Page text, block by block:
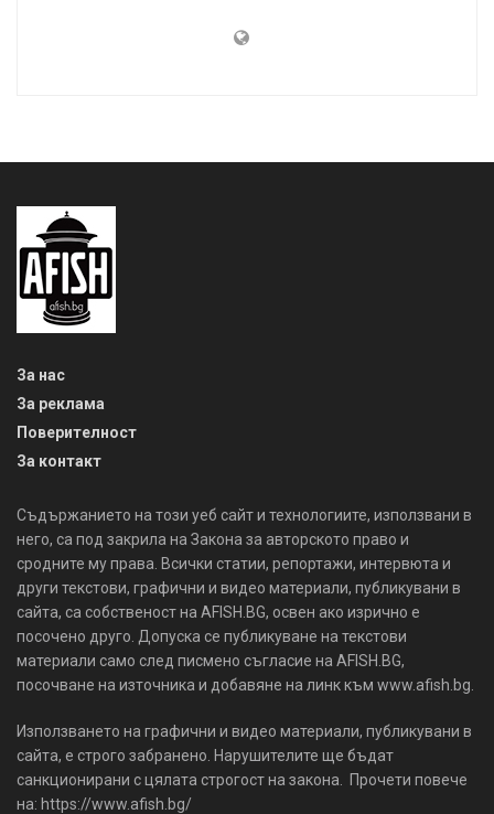
За нас
За реклама
Поверителност
За контакт
Съдържанието на този уеб сайт и технологиите, използвани в
него, са под закрила на Закона за авторското право и
сродните му права. Всички статии, репортажи, интервюта и
други текстови, графични и видео материали, публикувани в
сайта, са собственост на AFISH.BG, освен ако изрично е
посочено друго. Допуска се публикуване на текстови
материали само след писмено съгласие на AFISH.BG,
посочване на източника и добавяне на линк към www.afish.bg.
Използването на графични и видео материали, публикувани в
сайта, е строго забранено. Нарушителите ще бъдат
санкционирани с цялата строгост на закона. Прочети повече
на: https://www.afish.bg/